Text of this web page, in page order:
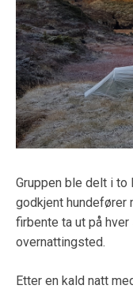
Gruppen ble delt i to
godkjent hundefører
firbente ta ut på
overnattingsted.
Etter en kald natt